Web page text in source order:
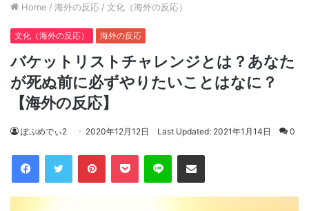
Home / 海外の反応 / 文化（海外の反応）
文化（海外の反応） 海外の反応
バケットリストチャレンジとは？あなた
が死ぬ前に必ずやりたいことはなに？
【海外の反応】
ぽぷめでぃ2 2020年12月12日 Last Updated: 2021年1月14日 0
FacebookTwitter PinterestPocket Line Share via Email